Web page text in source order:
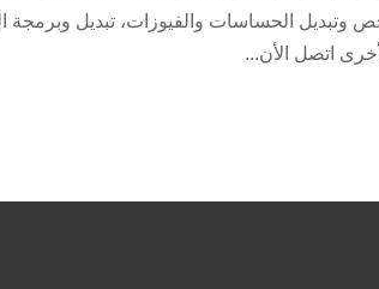
وتبديل الحساسات والفيوزات، تبديل وبرمجة
اتصل الأن...